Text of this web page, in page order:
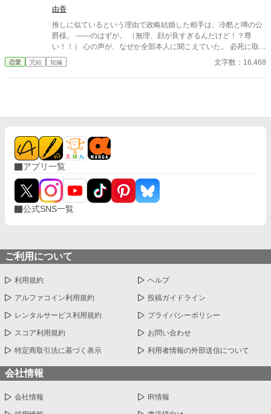
由香
推しに似ているという理由で政略結婚した相手は、冷酷と噂の公
爵様。 ――のはずが。 （無理、顔が良すぎるんだけど！？尊
い！！） 心の声が、なぜか全部本人に聞こえていた。 必死に取り
繕うも時すでに遅し。 暴走する脳内実況を止めるたび、旦那様は
なぜか――キスしてくる。 「黙らせるのにちょうどいい」 いや全
恋愛 完結 短編 文字数：16,468
アプリ一覧
公式SNS一覧
ご利用について
利用規約 ヘルプ
アルファコイン利用規約 投稿ガイドライン
レンタルサービス利用規約 プライバシーポリシー
スコア利用規約 お問い合わせ
特定商取引法に基づく表示 利用者情報の外部送信について
会社情報
会社情報 IR情報